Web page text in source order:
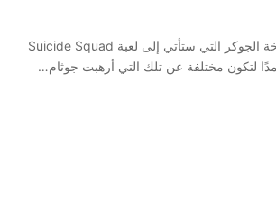
لاحظنا أن نسخة الجوكر التي ستأتي إلى لعبة Suicide Squad
لتكون مختلفة عن تلك التي أرهبت جوثام…